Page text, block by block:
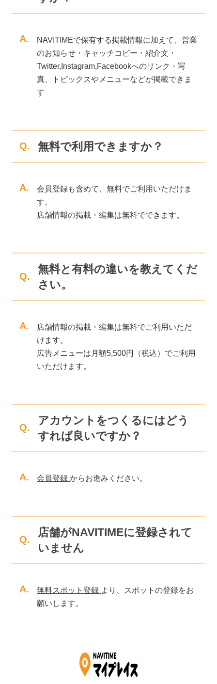
A.
NAVITIMEで保有する掲載情報に加えて、営業
のお知らせ・キャッチコピー・紹介文・
Twitter,Instagram,Facebookへのリンク・写
真、トピックスやメニューなどが掲載できま
す
Q. 無料で利用できますか？
A.
会員登録も含めて、無料でご利用いただけま
す。
店舗情報の掲載・編集は無料でできます。
Q.
無料と有料の違いを教えてくだ
さい。
A.
店舗情報の掲載・編集は無料でご利用いただ
けます。
広告メニューは月額5,500円（税込）でご利用
いただけます。
Q.
アカウントをつくるにはどう
すれば良いですか？
A. 会員登録 からお進みください。
Q.
店舗がNAVITIMEに登録されて
いません
A. 無料スポット登録 より、スポットの登録をお
願いします。